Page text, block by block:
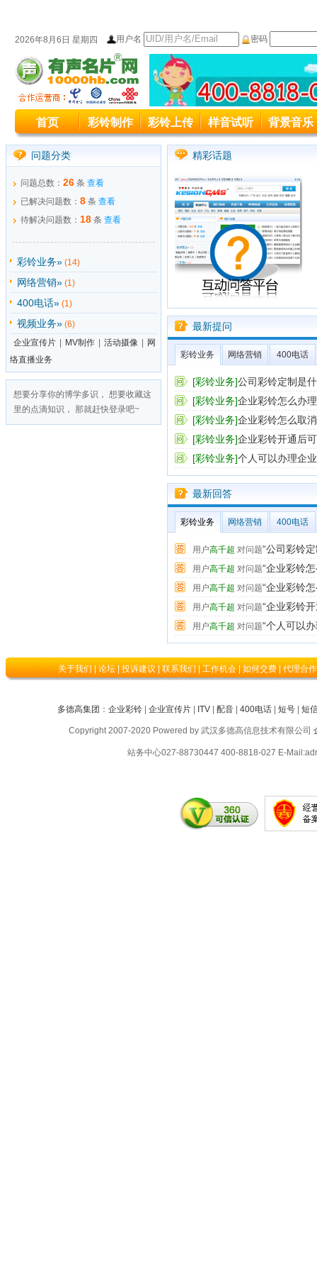
2026年8月6日 星期四 用户名 密码
本站统一服务热线变更公司400-
本站原400接入号码4006889027变更为
首页 彩铃制作 彩铃上传 样音试听 背景音乐
问题分类
问题总数： 26条 查看
已解决问题数： 8条 查看
待解决问题数： 18条 查看
彩铃业务» (14)
网络营销» (1)
400电话» (1)
视频业务» (6)
企业宣传片
MV制作 活动摄像
网
络直播业务
想要分享你的博学多识， 想要收藏这
里的点滴知识， 那就赶快登录吧~
精彩话题
最新提问
彩铃业务 网络营销 400电话
[彩铃业务]公司彩铃定制是
[彩铃业务]企业彩铃怎么办
[彩铃业务]企业彩铃怎么取
[彩铃业务]企业彩铃开通后
[彩铃业务]个人可以办理企
最新回答
彩铃业务 网络营销 400电话
用户高千超 对问题“公司彩铃
用户高千超 对问题“企业彩铃
用户高千超 对问题“企业彩铃
用户高千超 对问题“企业彩铃
用户高千超 对问题“个人可以
关于我们|论坛|投诉建议|联系我们 |工作机会|如何交费|代理合作
多德高集团 ： 企业彩铃| 企业宣传片| ITV| 配音| 400电话| 短号| 短
Copyright 2007-2020 Powered by 武汉多德高信息技术有限公司
站务中心027-88730447 400-8818-027 E-